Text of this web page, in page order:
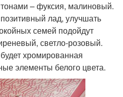
– фуксия, малиновый.
лад, улучшать
семей подойдут
светло-розовый.
хромированная
элементы белого цвета.